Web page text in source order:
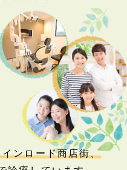
ンロード商店街、